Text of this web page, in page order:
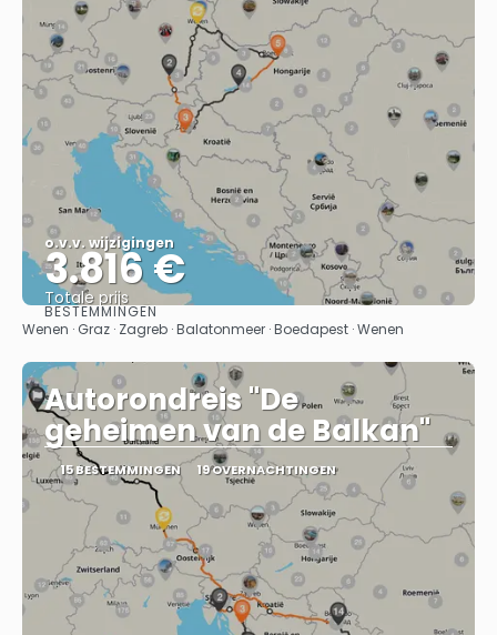
o.v.v. wijzigingen
3.816 €
Totale prijs
Bekijk
BESTEMMINGEN
Wenen · Graz · Zagreb · Balatonmeer · Boedapest · Wenen
Autorondreis "De
geheimen van de Balkan"
15 BESTEMMINGEN 19 OVERNACHTINGEN